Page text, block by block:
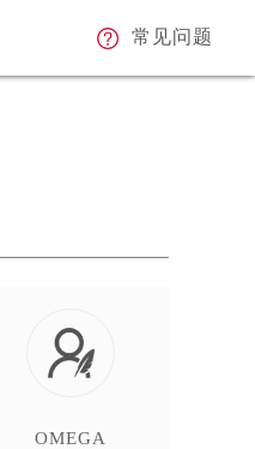
常见问题
OMEGA